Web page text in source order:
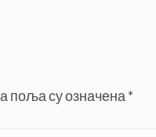
поља су означена *